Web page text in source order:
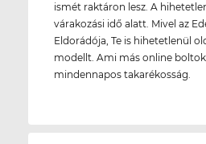
ismét raktáron lesz. A
várakozási idő alatt. Mivel az
Eldorádója, Te is hihetetlenül
modellt. Ami más online
mindennapos takarékosság.